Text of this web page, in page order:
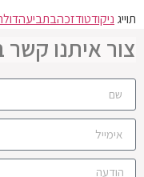
תוייג ניקודטודזכהבתביעה
צור איתנו קשר